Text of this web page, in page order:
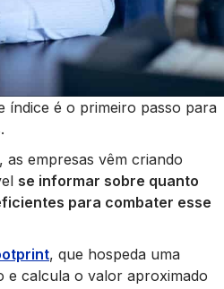
índice é o primeiro passo para
empresas vêm criando
se informar sobre quanto
para combater esse
, que hospeda uma
e calcula o valor aproximado